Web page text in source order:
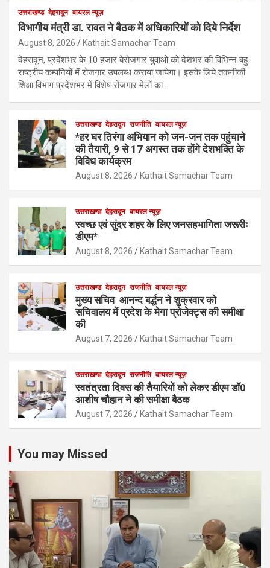
उत्तराखण्ड देहरादून वायरल न्यूज़
विभागीय मंत्री डा. रावत ने बैठक में अधिकारियों को दिये निर्देश
August 8, 2026 Kathait Samachar Team
देहरादून, प्रदेशभर के 10 हजार बेरोजगार युवाओं को देशभर की विभिन्न बहु
राष्ट्रीय कम्पनियों में रोजगार उपलब्ध कराया जायेगा। इसके लिये तकनीकी
शिक्षा विभाग प्रदेशभर में विशेष रोजगार मेलों का…
उत्तराखण्ड देहरादून राजनीति वायरल न्यूज़
*हर घर तिरंगा अभियान को जन-जन तक पहुंचाने
की तैयारी, 9 से 17 अगस्त तक होंगे देशभक्ति के
विविध कार्यक्रम
August 8, 2026 Kathait Samachar Team
उत्तराखण्ड देहरादून वायरल न्यूज़
स्वच्छ एवं सुंदर शहर के लिए जनसहभागिता जरूरीः
डीएम*
August 8, 2026 Kathait Samachar Team
उत्तराखण्ड देहरादून राजनीति वायरल न्यूज़
मुख्य सचिव आनन्द बर्द्धन ने शुक्रवार को
सचिवालय में प्रदेश के मेगा प्रोजेक्ट्स की समीक्षा
की
August 7, 2026 Kathait Samachar Team
उत्तराखण्ड देहरादून राजनीति वायरल न्यूज़
स्वतंत्रता दिवस की तैयारियों को लेकर डीएम डॉ0
आशीष चौहान ने की समीक्षा बैठक
August 7, 2026 Kathait Samachar Team
You may Missed